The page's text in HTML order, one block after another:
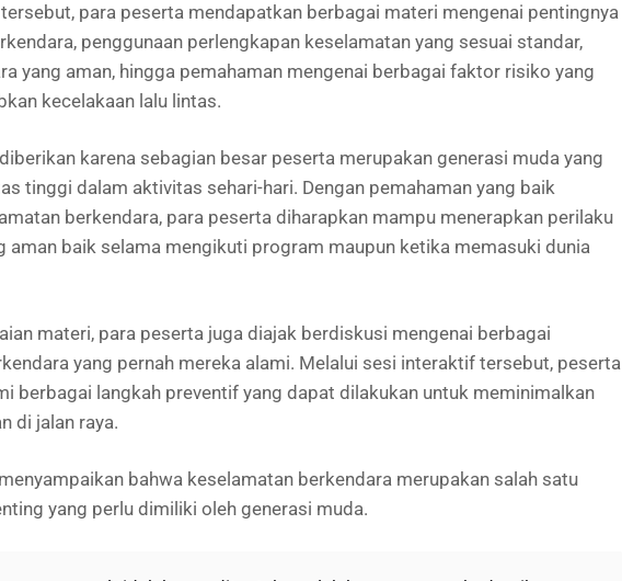
para peserta mendapatkan berbagai materi mengenai pentingnya
penggunaan perlengkapan keselamatan yang sesuai standar,
yang aman, hingga pemahaman mengenai berbagai faktor risiko yang
kecelakaan lalu lintas.
karena sebagian besar peserta merupakan generasi muda yang
tinggi dalam aktivitas sehari-hari. Dengan pemahaman yang baik
berkendara, para peserta diharapkan mampu menerapkan perilaku
aman baik selama mengikuti program maupun ketika memasuki dunia
materi, para peserta juga diajak berdiskusi mengenai berbagai
yang pernah mereka alami. Melalui sesi interaktif tersebut, peserta
berbagai langkah preventif yang dapat dilakukan untuk meminimalkan
di jalan raya.
bahwa keselamatan berkendara merupakan salah satu
yang perlu dimiliki oleh generasi muda.